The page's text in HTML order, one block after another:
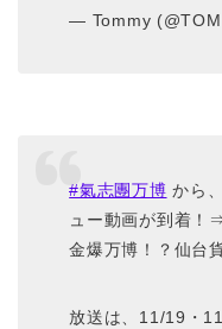
— Tommy
#氣志團万博 から
ュー動画が到着！
金爆万博！？仙台
放送は、11/19・